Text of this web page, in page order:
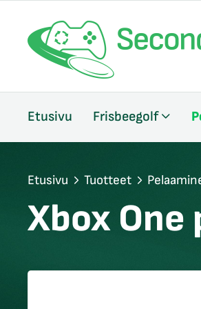
Etusivu Frisbeegolf
Etusivu Tuotteet
Xbox
sulje
sulje
sulje